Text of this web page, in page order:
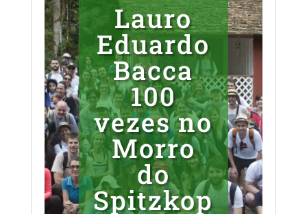
Lauro
Eduardo
Bacca
100
vezes no
Morro
do
Spitzkop